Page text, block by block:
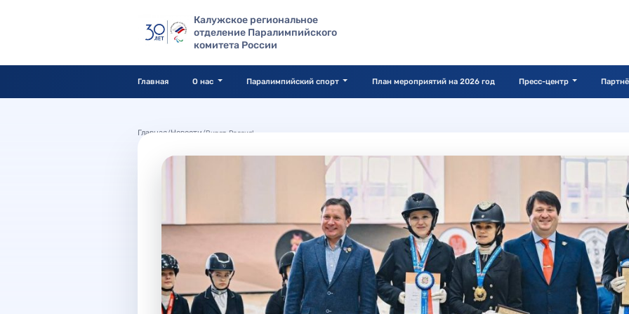
Калужское региональное
отделение Паралимпийского
комитета России
Главная О нас Паралимпийский спорт План мероприятий на 2026 год Пресс-центр
Главная/Новости /Виват, Россия!